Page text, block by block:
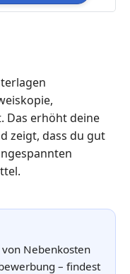
Das erhöht deine
zeigt, dass du gut
Nebenkosten
– findest